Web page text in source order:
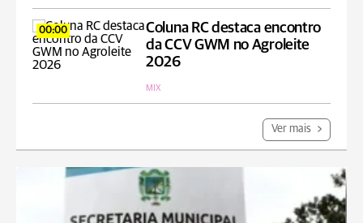
00:00
Coluna RC destaca encontro
da CCV GWM no Agroleite
2026
MIX
Ver mais